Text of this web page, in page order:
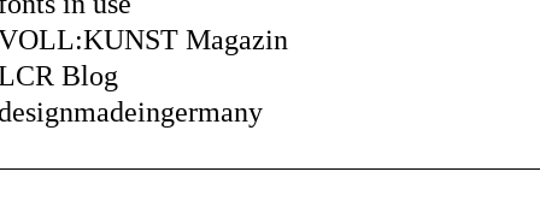
Magazin
Blog